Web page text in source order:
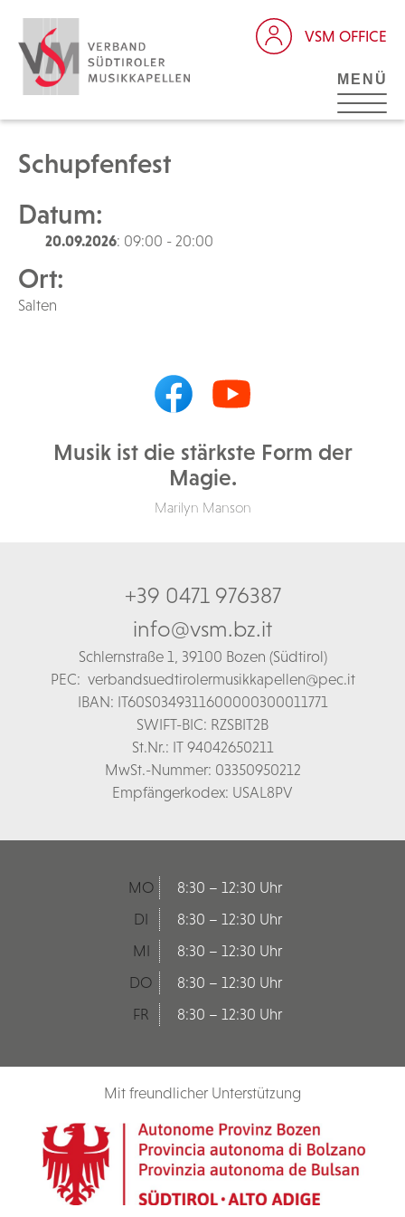
VSM OFFICE
MENÜ
Schupfenfest
Datum:
20.09.2026: 09:00 - 20:00
Ort:
Salten
Musik ist die stärkste Form der
Magie.
Marilyn Manson
+39 0471 976387
info@vsm.bz.it
Schlernstraße 1, 39100 Bozen (Südtirol)
PEC: verbandsuedtirolermusikkapellen@pec.it
IBAN: IT60S0349311600000300011771
SWIFT-BIC: RZSBIT2B
St.Nr.: IT 94042650211
MwSt.-Nummer: 03350950212
Empfängerkodex: USAL8PV
MO
8:30 – 12:30 Uhr
DI
8:30 – 12:30 Uhr
MI
8:30 – 12:30 Uhr
DO
8:30 – 12:30 Uhr
FR
8:30 – 12:30 Uhr
Mit freundlicher Unterstützung